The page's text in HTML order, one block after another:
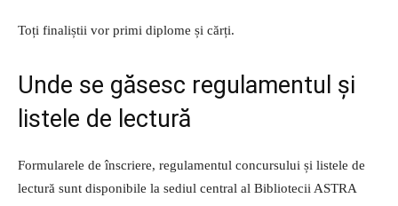
Toți finaliștii vor primi diplome și cărți.
Unde se găsesc regulamentul și
listele de lectură
Formularele de înscriere, regulamentul concursului și listele de
lectură sunt disponibile la sediul central al Bibliotecii ASTRA